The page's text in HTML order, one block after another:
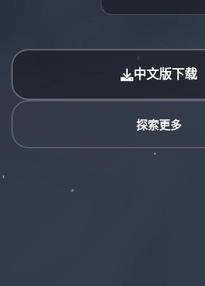
中文版下载
探索更多